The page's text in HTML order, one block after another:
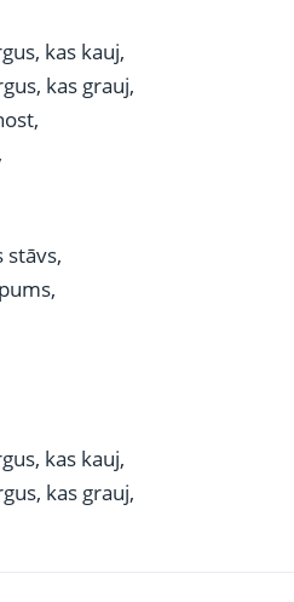
kas kauj,
kas grauj,
stāvs,
kas kauj,
kas grauj,